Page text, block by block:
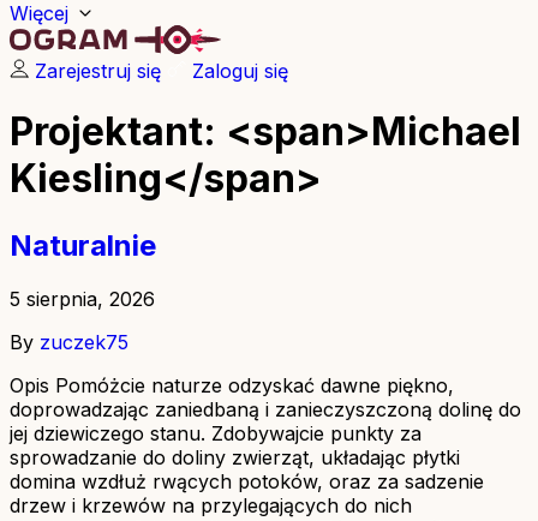
Więcej
Zarejestruj się Zaloguj się
Projektant: <span>Michael
Kiesling</span>
Naturalnie
5 sierpnia, 2026
By zuczek75
Opis Pomóżcie naturze odzyskać dawne piękno,
doprowadzając zaniedbaną i zanieczyszczoną dolinę do
jej dziewiczego stanu. Zdobywajcie punkty za
sprowadzanie do doliny zwierząt, układając płytki
domina wzdłuż rwących potoków, oraz za sadzenie
drzew i krzewów na przylegających do nich